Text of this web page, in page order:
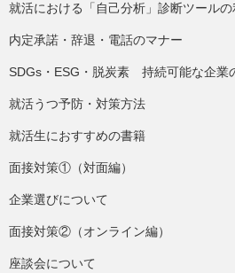
就活における「自己分析」診断ツールの
内定承諾・辞退・電話のマナー
SDGs・ESG・脱炭素 持続可能な企業
就活うつ予防・対策方法
就活生におすすめの書籍
面接対策①（対面編）
企業選びについて
面接対策②（オンライン編）
座談会について